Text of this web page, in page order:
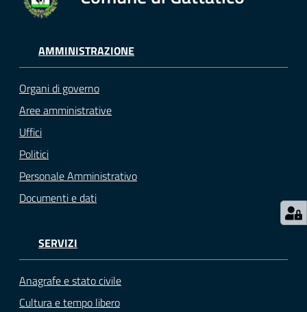
argomenti...
su
AMMINISTRAZIONE
Organi di governo
Aree amministrative
Uffici
Politici
Personale Amministrativo
Documenti e dati
SERVIZI
Anagrafe e stato civile
Cultura e tempo libero